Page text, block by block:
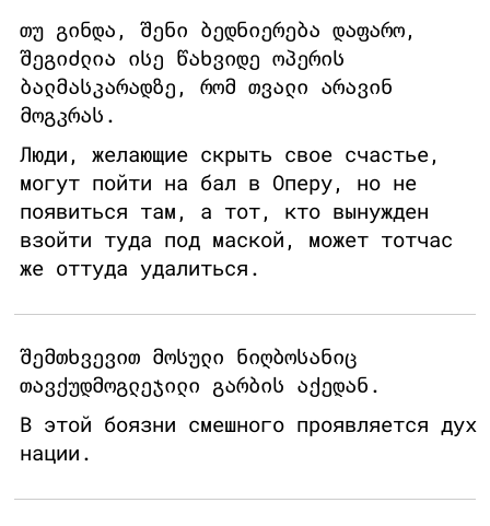
თუ გინდა, შენი ბედნიერება დაფარო,
შეგიძლია ისე წახვიდე ოპერის
ბალმასკარადზე, რომ თვალი არავინ
მოგკრას.
Люди, желающие скрыть свое счастье,
могут пойти на бал в Оперу, но не
появиться там, а тот, кто вынужден
взойти туда под маской, может тотчас
же оттуда удалиться.
შემთხვევით მოსული ნიღბოსანიც
თავქუდმოგლეჯილი გარბის აქედან.
В этой боязни смешного проявляется дух
нации.